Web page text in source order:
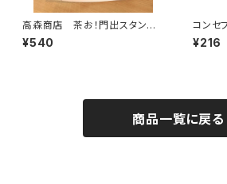
高森商店 茶お！門出スタンド
パック(初倉茶)
¥540
コンセ
バッグ(
¥216
商品一覧に戻る